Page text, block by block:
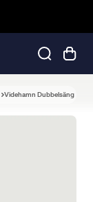
Videhamn Dubbelsäng